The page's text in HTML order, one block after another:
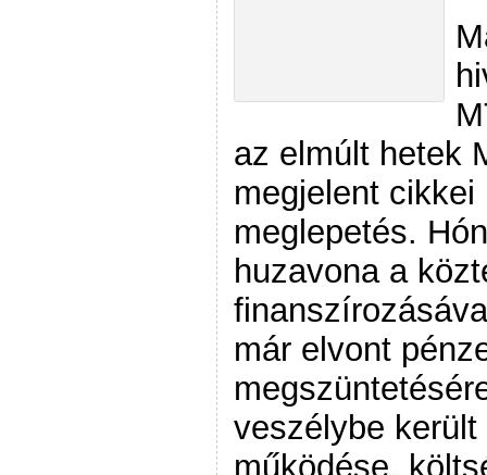
az elmúlt hetek
megjelent
meglepetés.
huzavona a
már elvont
veszélybe
működése,